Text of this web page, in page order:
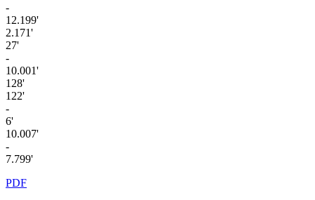
-
12.199'
2.171'
27'
-
10.001'
128'
122'
-
6'
10.007'
-
7.799'
PDF